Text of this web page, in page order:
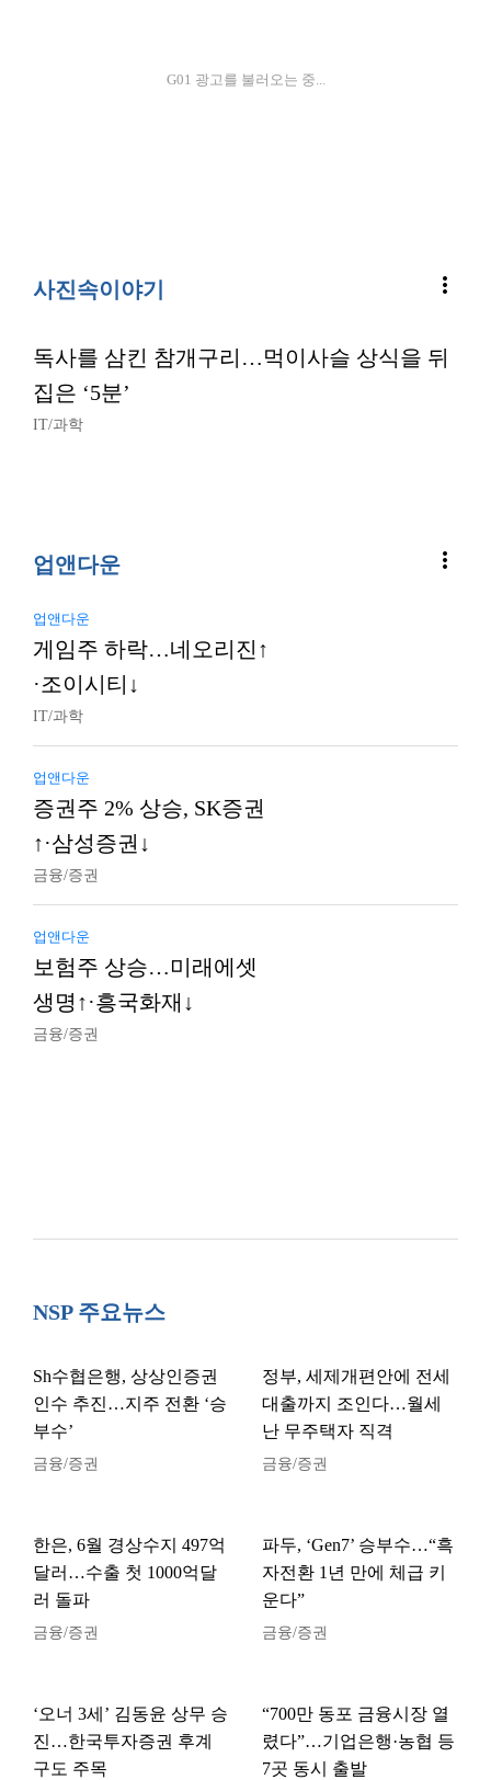
G01 광고를 불러오는 중...
사진속이야기 more_vert
독사를 삼킨 참개구리…먹이사슬 상식을 뒤
집은 ‘5분’
IT/과학
업앤다운 more_vert
업앤다운
게임주 하락…네오리진↑
·조이시티↓
IT/과학
업앤다운
증권주 2% 상승, SK증권
↑·삼성증권↓
금융/증권
업앤다운
보험주 상승…미래에셋
생명↑·흥국화재↓
금융/증권
NSP 주요뉴스
Sh수협은행, 상상인증권
인수 추진…지주 전환 ‘승
부수’
금융/증권
정부, 세제개편안에 전세
대출까지 조인다…월세
난 무주택자 직격
금융/증권
한은, 6월 경상수지 497억
달러…수출 첫 1000억달
러 돌파
금융/증권
파두, ‘Gen7’ 승부수…“흑
자전환 1년 만에 체급 키
운다”
금융/증권
‘오너 3세’ 김동윤 상무 승
진…한국투자증권 후계
구도 주목
“700만 동포 금융시장 열
렸다”…기업은행·농협 등
7곳 동시 출발